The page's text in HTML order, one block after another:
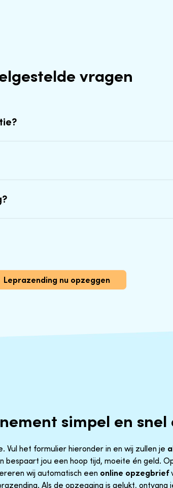
vragen
Leprazending nu opzeggen
simpel en snel
Vul het formulier hieronder in en wij zullen je
bespaart jou een hoop tijd, moeite én geld.
wij automatisch een online opzegbrief
Als de opzegging is gelukt, ontvang